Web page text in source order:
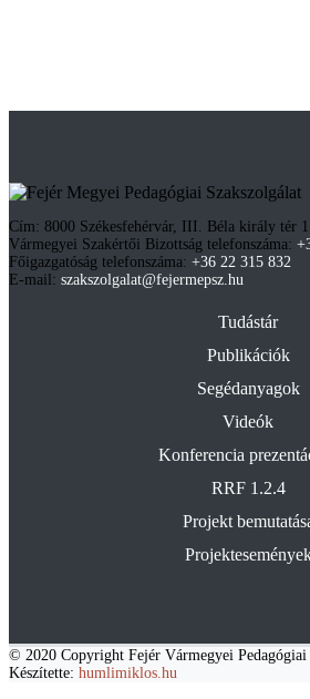
Cím: 8000 Székesfehérvár, III. Béla király tér 1.
Vármegyei Szakértői Bizottság telefonszáma:
Főigazgatóság telefonszáma: +36 22 315 832
E-mail: szakszolgalat@fejermepsz.hu
Tudástár
Publikációk
Segédanyagok
Videók
Konferencia
RRF 1.2.4
Projekt
© 2020 Copyright Fejér Vármegyei Pedagógiai
Készítette: humlimiklos.hu